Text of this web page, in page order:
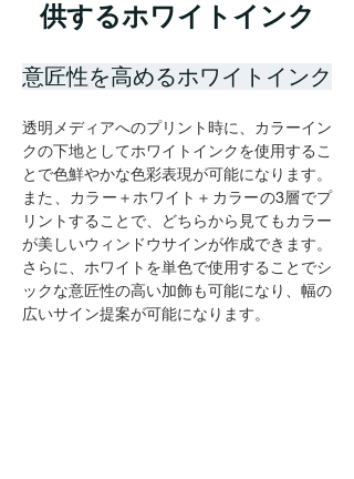
供するホワイトインク
意匠性を高めるホワイトインク
透明メディアへのプリント時に、カラーイン
クの下地としてホワイトインクを使用するこ
とで色鮮やかな色彩表現が可能になります。
また、カラー＋ホワイト＋カラーの3層でプ
リントすることで、どちらから見てもカラー
が美しいウィンドウサインが作成できます。
さらに、ホワイトを単色で使用することでシ
ックな意匠性の高い加飾も可能になり、幅の
広いサイン提案が可能になります。